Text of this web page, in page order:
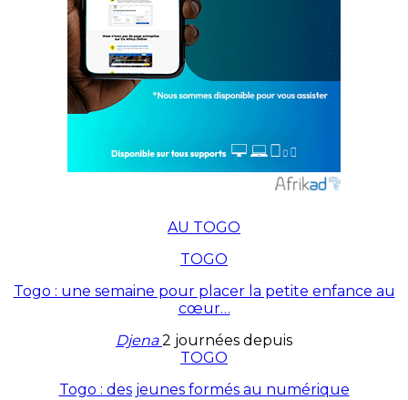
AU TOGO
TOGO
Togo : une semaine pour placer la petite enfance au
cœur…
Djena2 journées depuis
TOGO
Togo : des jeunes formés au numérique